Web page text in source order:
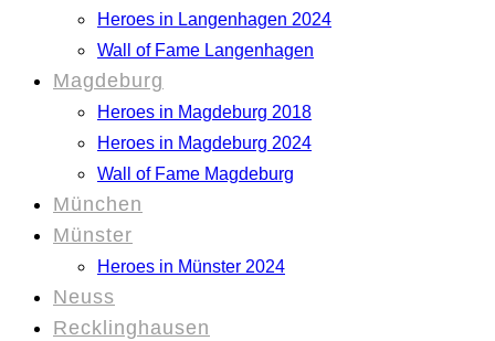
Heroes in Langenhagen 2024
Wall of Fame Langenhagen
Magdeburg
Heroes in Magdeburg 2018
Heroes in Magdeburg 2024
Wall of Fame Magdeburg
München
Münster
Heroes in Münster 2024
Neuss
Recklinghausen